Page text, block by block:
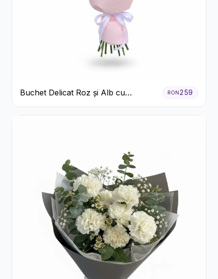
Buchet Delicat Roz și Alb cu
Trandafiri și Lisianthus
RON259